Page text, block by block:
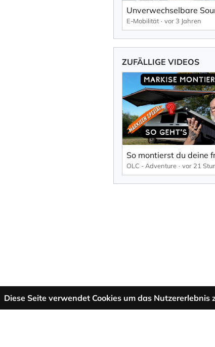
E-Mobilität vor 3 Jahren
ZUFÄLLIGE VIDEOS
OLC - Adventure vor 21
Diese Seite verwendet Cookies um das Nutzererlebnis